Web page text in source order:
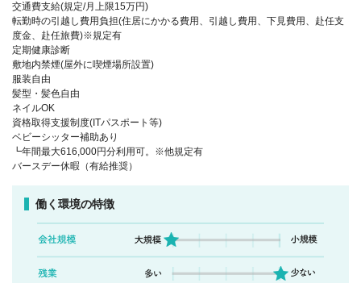
交通費支給(規定/月上限15万円)
転勤時の引越し費用負担(住居にかかる費用、引越し費用、下見費用、赴任支
度金、赴任旅費)※規定有
定期健康診断
敷地内禁煙(屋外に喫煙場所設置)
服装自由
髪型・髪色自由
ネイルOK
資格取得支援制度(ITパスポート等)
ベビーシッター補助あり
┗年間最大616,000円分利用可。※他規定有
バースデー休暇（有給推奨）
働く環境の特徴